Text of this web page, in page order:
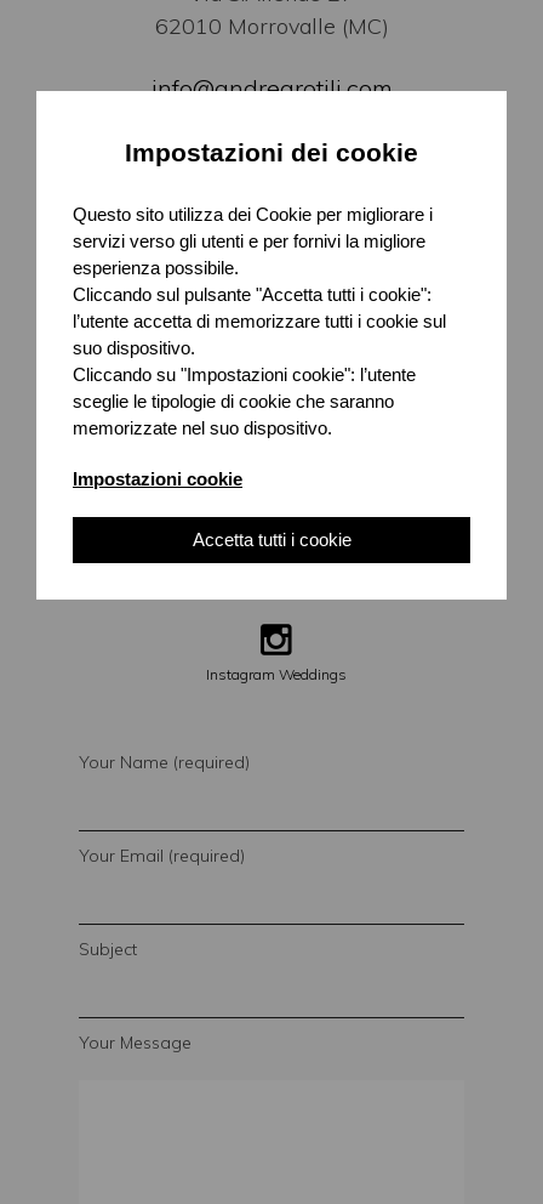
Impostazioni dei cookie
Questo sito utilizza dei Cookie per migliorare i
servizi verso gli utenti e per fornivi la migliore
esperienza possibile.
Cliccando sul pulsante "Accetta tutti i cookie":
l’utente accetta di memorizzare tutti i cookie sul
suo dispositivo.
Cliccando su "Impostazioni cookie": l’utente
sceglie le tipologie di cookie che saranno
memorizzate nel suo dispositivo.
Impostazioni cookie
Accetta tutti i cookie
62010 Morrovalle (MC)
info@andrearotili.com
Seguici su


Facebook Wedding



Instagram Weddings
Your Name (required)
Your Email (required)
Subject
Your Message